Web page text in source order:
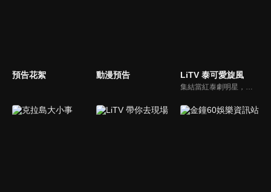
預告花絮 動漫預告 LiTV 泰可愛旋風
集結當紅泰劇明星，獨家揭露他們的幕後小秘密